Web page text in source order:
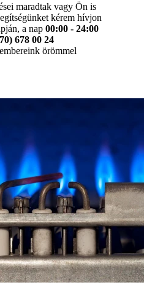
maradtak vagy Ön is
kérem hívjon
a nap 00:00 - 24:00
678 00 24
örömmel